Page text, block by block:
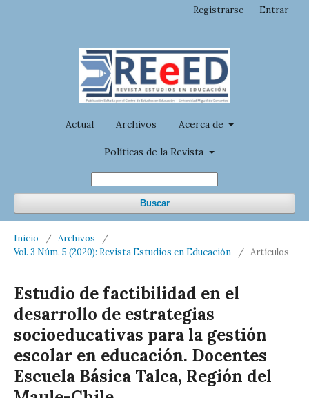
Actual Archivos Acerca de
Políticas de la Revista
Buscar
Registrarse Entrar
Inicio / Archivos
/
Vol. 3 Núm. 5 (2020): Revista Estudios en Educación
/ Artículos
Estudio de factibilidad en el
desarrollo de estrategias
socioeducativas para la gestión
escolar en educación. Docentes
Escuela Básica Talca, Región del